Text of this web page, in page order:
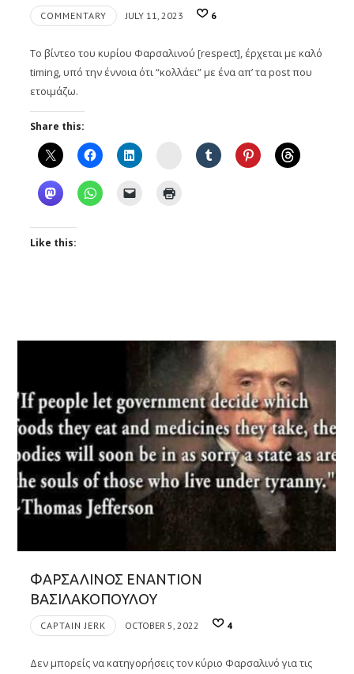
COMMENTARY JULY 11, 2023 6
Το βίντεο του κυρίου Φαρσαλινού [respect], έρχεται με καλό
timing, υπό την έννοια ότι “κολλάει” με ένα απ’ τα post που
ετοιμάζω.
Share this:
Instagram
Like this:
ΦΑΡΣΑΛΙΝΟΣ ΕΝΑΝΤΙΟΝ
ΒΑΣΙΛΑΚΟΠΟΥΛΟΥ
CAPTAIN JERK OCTOBER 5, 2022 4
Δεν μπορείς να κατηγορήσεις τον κύριο Φαρσαλινό για τις